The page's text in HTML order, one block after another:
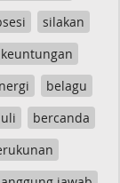
silakan
keuntungan
belagu
bercanda